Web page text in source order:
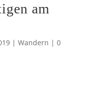
am
| Wandern | 0